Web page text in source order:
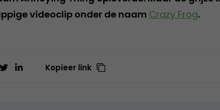
videoclip onder de naam Crazy Frog.
Kopieer link